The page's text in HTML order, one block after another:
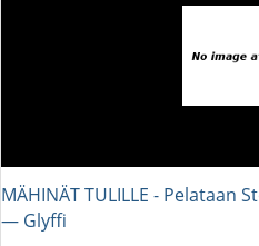
MÄHINÄT TULILLE - Pelataan
― Glyffi